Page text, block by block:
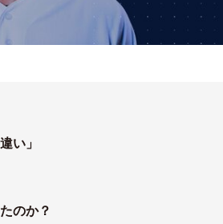
い」
のか？